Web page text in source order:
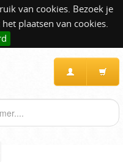
van cookies. Bezoek je
plaatsen van cookies.